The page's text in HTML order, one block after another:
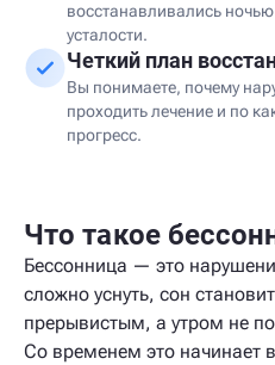
восстанавливались
усталости.
Четкий план
Вы понимаете, почему
проходить лечение и по
прогресс.
Что такое
Бессонница — это
сложно уснуть, сон
прерывистым, а утром не
Со временем это начинает